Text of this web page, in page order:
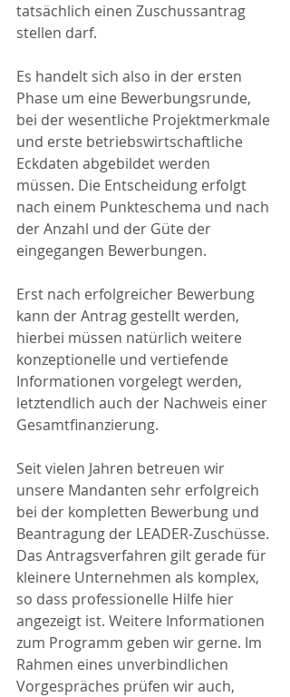
tatsächlich einen Zuschussantrag
stellen darf.
Es handelt sich also in der ersten
Phase um eine Bewerbungsrunde,
bei der wesentliche Projektmerkmale
und erste betriebswirtschaftliche
Eckdaten abgebildet werden
müssen. Die Entscheidung erfolgt
nach einem Punkteschema und nach
der Anzahl und der Güte der
eingegangen Bewerbungen.
Erst nach erfolgreicher Bewerbung
kann der Antrag gestellt werden,
hierbei müssen natürlich weitere
konzeptionelle und vertiefende
Informationen vorgelegt werden,
letztendlich auch der Nachweis einer
Gesamtfinanzierung.
Seit vielen Jahren betreuen wir
unsere Mandanten sehr erfolgreich
bei der kompletten Bewerbung und
Beantragung der LEADER-Zuschüsse.
Das Antragsverfahren gilt gerade für
kleinere Unternehmen als komplex,
so dass professionelle Hilfe hier
angezeigt ist. Weitere Informationen
zum Programm geben wir gerne. Im
Rahmen eines unverbindlichen
Vorgespräches prüfen wir auch,